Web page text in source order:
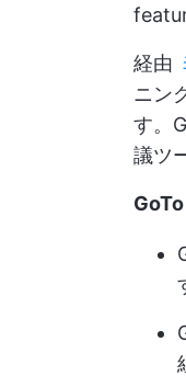
経由
ニン
す。
議ツ